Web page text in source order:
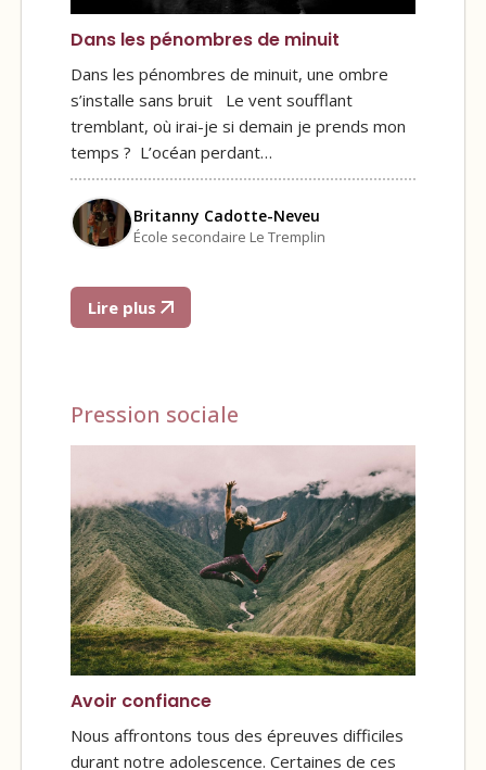
Dans les pénombres de minuit
Dans les pénombres de minuit, une ombre
s’installe sans bruit Le vent soufflant
tremblant, où irai-je si demain je prends mon
temps ? L’océan perdant…
Britanny Cadotte-Neveu
École secondaire Le Tremplin
Lire plus
Pression sociale
Avoir confiance
Nous affrontons tous des épreuves difficiles
durant notre adolescence. Certaines de ces